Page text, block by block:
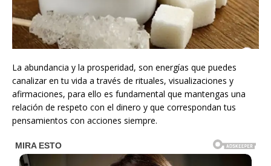
La abundancia y la prosperidad, son energías que puedes
canalizar en tu vida a través de rituales, visualizaciones y
afirmaciones, para ello es fundamental que mantengas una
relación de respeto con el dinero y que correspondan tus
pensamientos con acciones siempre.